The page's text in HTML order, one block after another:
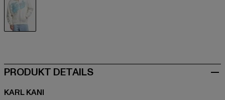
PRODUKT DETAILS
KARL KANI